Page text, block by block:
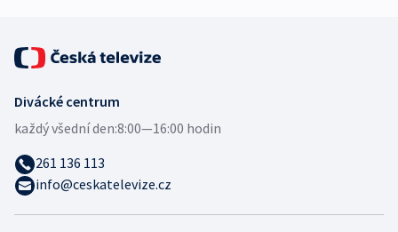
Divácké centrum
každý všední den:8:00—16:00 hodin
261 136 113
info@ceskatelevize.cz